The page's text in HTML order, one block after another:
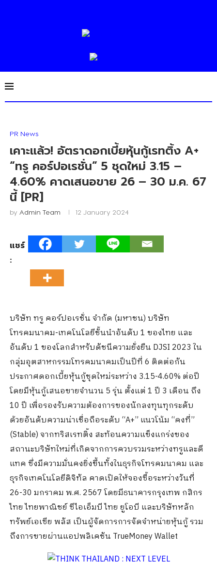
PR News
เคาะแล้ว! อัตราดอกเบี้ยหุ้นกู้เรทติ้ง A+
“ทรู คอร์ปอเรชั่น” 5 ชุดใหม่ 3.15 –
4.60% คาดเสนอขาย 26 – 30 ม.ค. 67
นี้ [PR]
by Admin Team 12 January 2024
แชร์
:
บริษัท ทรู คอร์ปอเรชั่น จำกัด (มหาชน) บริษัท
โทรคมนาคม-เทคโนโลยีชั้นนำอันดับ 1 ของไทย และ
อันดับ 1 ของโลกสำหรับดัชนีความยั่งยืน DJSI 2023 ใน
กลุ่มอุตสาหกรรมโทรคมนาคมเป็นปีที่ 6 ติดต่อกัน
ประกาศดอกเบี้ยหุ้นกู้ชุดใหม่ระหว่าง 3.15-4.60% ต่อปี
โดยมีหุ้นกู้เสนอขายจำนวน 5 รุ่น ตั้งแต่ 1 ปี 3 เดือน ถึง
10 ปี เพื่อรองรับความต้องการของนักลงทุนทุกระดับ
ด้วยอันดับความน่าเชื่อถือระดับ “A+” แนวโน้ม “คงที่”
(Stable) จากทริสเรทติ้ง สะท้อนความแข็งแกร่งของ
สถานะบริษัทใหม่ที่เกิดจากการควบรวมระหว่างทรูและดี
แทค ซึ่งมีความมั่นคงยิ่งขึ้นทั้งในธุรกิจโทรคมนาคม และ
ธุรกิจเทคโนโลยีดิจิทัล คาดเปิดให้จองซื้อระหว่างวันที่
26-30 มกราคม พ.ศ. 2567 โดยมีธนาคารกรุงเทพ กสิกร
ไทย ไทยพาณิชย์ ซีไอเอ็มบี ไทย ยูโอบี และบริษัทหลัก
ทรัพย์เอเซีย พลัส เป็นผู้จัดการการจัดจำหน่ายหุ้นกู้ รวม
ถึงการขายผ่านแอปพลิเคชัน TrueMoney Wallet